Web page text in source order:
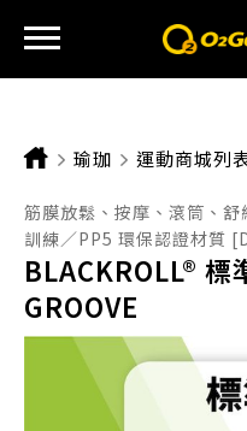
瑜珈 運動商城列
筋膜放鬆、按摩、滾筒、
訓練／PP5 環保認證材質
BLACKROLL® 標
GROOVE